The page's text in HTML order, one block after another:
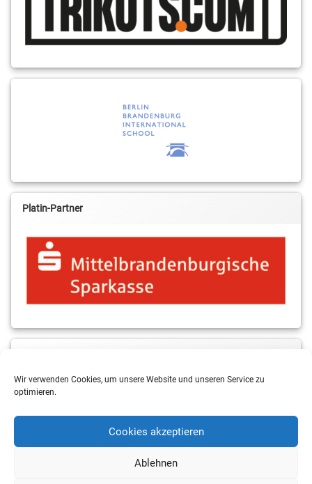
Wir verwenden Cookies, um unsere Website und unseren Service zu
optimieren.
Cookies akzeptieren
Ablehnen
Platin-Partner